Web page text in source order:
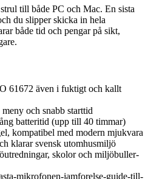
till både PC och Mac. En sista
du slipper skicka in hela
både tid och pengar på sikt,
61672 även i fuktigt och kallt
och snabb starttid
batteritid (upp till 40 timmar)
kompatibel med modern mjukvara
klarar svensk utomhusmiljö
skolor och miljöbuller-
mikrofonen-jamforelse-guide-till-